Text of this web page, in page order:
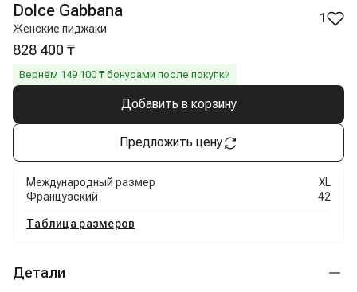
Dolce Gabbana
Женские пиджаки
1
828 400 ₸
Вернём 149 100 ₸ бонусами после покупки
Добавить в корзину
Предложить цену
Международный размер
XL
Французский
42
Таблица размеров
Детали